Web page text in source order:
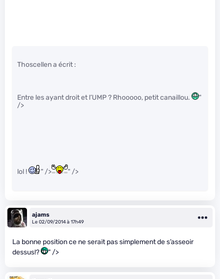
Thoscellen a écrit :
Entre les ayant droit et l’UMP ? Rhooooo, petit canaillou.
"
/>
lol ! " /> " />
ajams
Le 02/09/2014 à 17h49
La bonne position ce ne serait pas simplement de s’asseoir
dessus!?
" />